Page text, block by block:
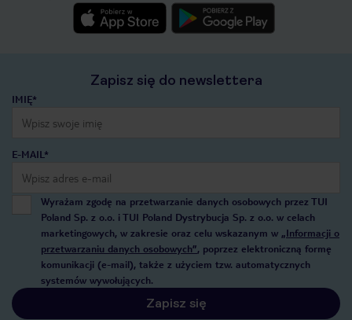
Zapisz się do newslettera
IMIĘ*
E-MAIL*
Wyrażam zgodę na przetwarzanie danych osobowych przez TUI
Poland Sp. z o.o. i TUI Poland Dystrybucja Sp. z o.o. w celach
marketingowych, w zakresie oraz celu wskazanym w „Informacji o
przetwarzaniu danych osobowych”, poprzez elektroniczną formę
komunikacji (e-mail), także z użyciem tzw. automatycznych
systemów wywołujących.
Zapisz się